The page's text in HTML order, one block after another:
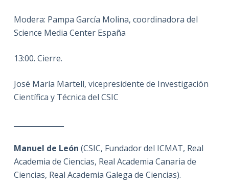
Modera: Pampa García Molina, coordinadora del
Science Media Center España
13:00. Cierre.
José María Martell, vicepresidente de Investigación
Científica y Técnica del CSIC
Manuel de León (CSIC, Fundador del ICMAT, Real
Academia de Ciencias, Real Academia Canaria de
Ciencias, Real Academia Galega de Ciencias).